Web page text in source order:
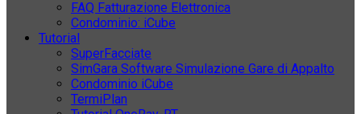
FAQ Fatturazione Elettronica
Condominio: iCube
Tutorial
SuperFacciate
SimGara Software Simulazione Gare di Appalto
Condominio iCube
TermiPlan